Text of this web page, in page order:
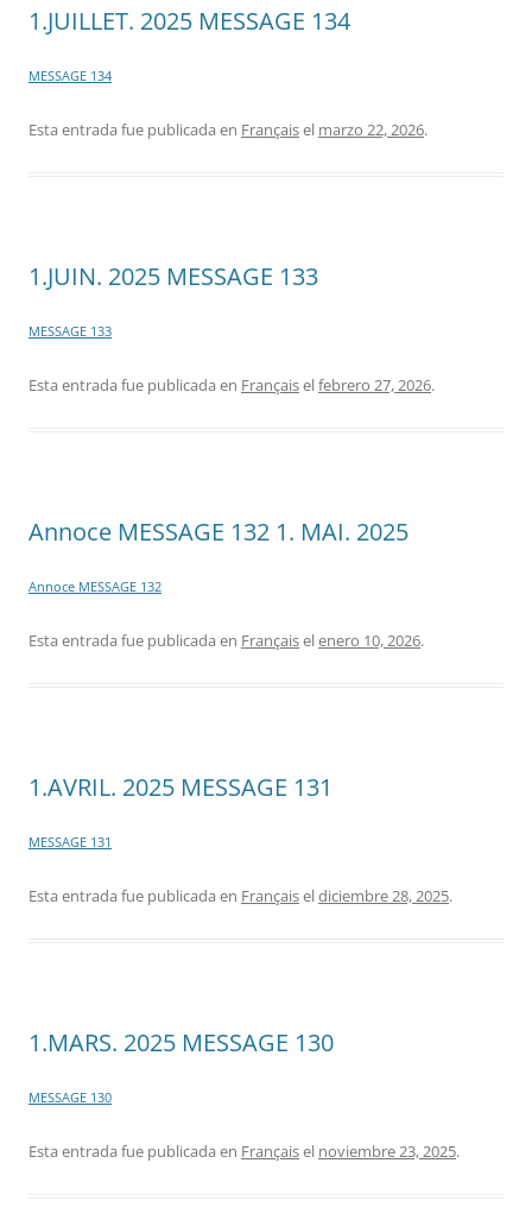
1.JUILLET. 2025 MESSAGE 134
MESSAGE 134
Esta entrada fue publicada en Françaisel marzo 22, 2026.
1.JUIN. 2025 MESSAGE 133
MESSAGE 133
Esta entrada fue publicada en Françaiselfebrero 27, 2026.
Annoce MESSAGE 132 1. MAI. 2025
Annoce MESSAGE 132
Esta entrada fue publicada en Françaiselenero 10, 2026.
1.AVRIL. 2025 MESSAGE 131
MESSAGE 131
Esta entrada fue publicada en Françaiseldiciembre 28, 2025.
1.MARS. 2025 MESSAGE 130
MESSAGE 130
Esta entrada fue publicada en Françaisel noviembre 23, 2025.